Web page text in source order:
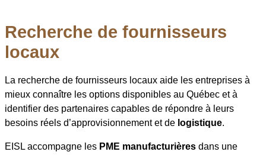
Recherche de fournisseurs
locaux
La recherche de fournisseurs locaux aide les entreprises à
mieux connaître les options disponibles au Québec et à
identifier des partenaires capables de répondre à leurs
besoins réels d’approvisionnement et de logistique.
EISL accompagne les PME manufacturières dans une